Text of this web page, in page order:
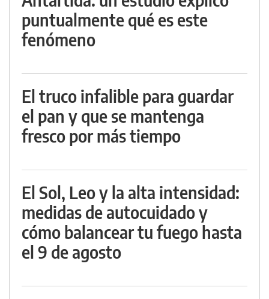
puntualmente qué es este
fenómeno
El truco infalible para guardar
el pan y que se mantenga
fresco por más tiempo
El Sol, Leo y la alta intensidad:
medidas de autocuidado y
cómo balancear tu fuego hasta
el 9 de agosto